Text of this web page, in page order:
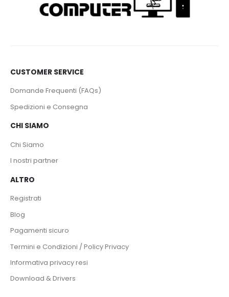
CUSTOMER SERVICE
Domande Frequenti (FAQs)
Spedizioni e Consegna
CHI SIAMO
Chi Siamo
I nostri partner
ALTRO
Registrati
Blog
Pagamenti sicuro
Termini e Condizioni / Policy Privacy
Informativa privacy resi
Download & Drivers